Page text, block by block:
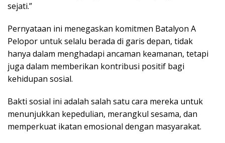
sejati.”
Pernyataan ini menegaskan komitmen Batalyon A
Pelopor untuk selalu berada di garis depan, tidak
hanya dalam menghadapi ancaman keamanan, tetapi
juga dalam memberikan kontribusi positif bagi
kehidupan sosial.
Bakti sosial ini adalah salah satu cara mereka untuk
menunjukkan kepedulian, merangkul sesama, dan
memperkuat ikatan emosional dengan masyarakat.